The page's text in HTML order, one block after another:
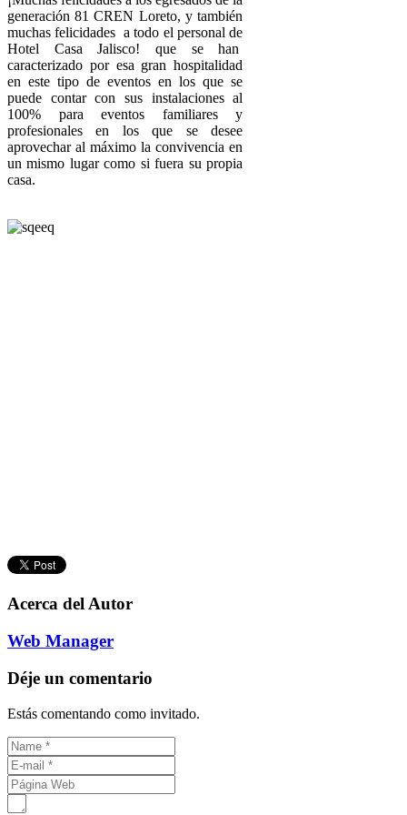
generación 81 CREN Loreto, y también
muchas felicidades a todo el personal de
Hotel Casa Jalisco! que se han
caracterizado por esa gran hospitalidad
en este tipo de eventos en los que se
puede contar con sus instalaciones al
100% para eventos familiares y
profesionales en los que se desee
aprovechar al máximo la convivencia en
un mismo lugar como si fuera su propia
casa.
Acerca del Autor
Web Manager
Déje un comentario
Estás comentando como invitado.